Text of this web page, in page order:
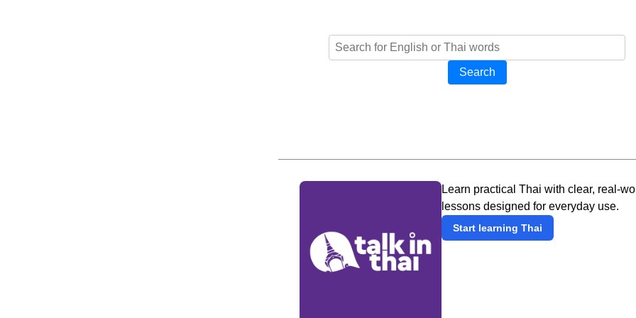
Search
Learn practical Thai with clear, real-
lessons designed for everyday use.
Start learning Thai